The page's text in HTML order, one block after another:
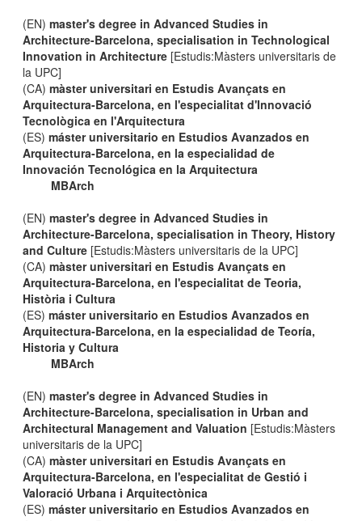
(EN)master's degree in Advanced Studies in
Architecture-Barcelona, specialisation in Technological
Innovation in Architecture [Estudis:Màsters universitaris de
la UPC]
(CA)màster universitari en Estudis Avançats en
Arquitectura-Barcelona, en l'especialitat d'Innovació
Tecnològica en l'Arquitectura
(ES)máster universitario en Estudios Avanzados en
Arquitectura-Barcelona, en la especialidad de
Innovación Tecnológica en la Arquitectura
MBArch
(EN)master's degree in Advanced Studies in
Architecture-Barcelona, specialisation in Theory, History
and Culture [Estudis:Màsters universitaris de la UPC]
(CA)màster universitari en Estudis Avançats en
Arquitectura-Barcelona, en l'especialitat de Teoria,
Història i Cultura
(ES)máster universitario en Estudios Avanzados en
Arquitectura-Barcelona, en la especialidad de Teoría,
Historia y Cultura
MBArch
(EN)master's degree in Advanced Studies in
Architecture-Barcelona, specialisation in Urban and
Architectural Management and Valuation [Estudis:Màsters
universitaris de la UPC]
(CA)màster universitari en Estudis Avançats en
Arquitectura-Barcelona, en l'especialitat de Gestió i
Valoració Urbana i Arquitectònica
(ES)máster universitario en Estudios Avanzados en